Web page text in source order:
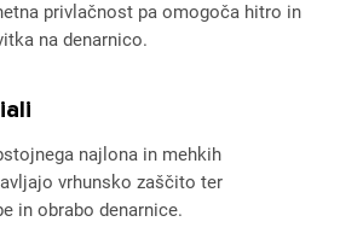
privlačnost pa omogoča hitro in
na denarnico.
najlona in mehkih
vrhunsko zaščito ter
in obrabo denarnice.